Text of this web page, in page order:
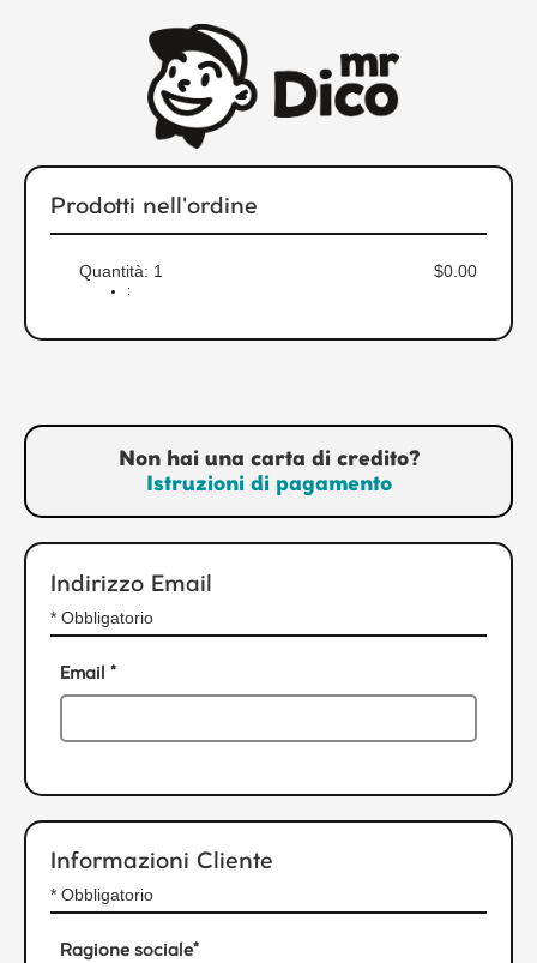
Prodotti nell'ordine
1
:
$0.00
Non hai una carta di credito?
Istruzioni di pagamento
Indirizzo Email
* Obbligatorio
Email *
Informazioni Cliente
* Obbligatorio
Ragione sociale*